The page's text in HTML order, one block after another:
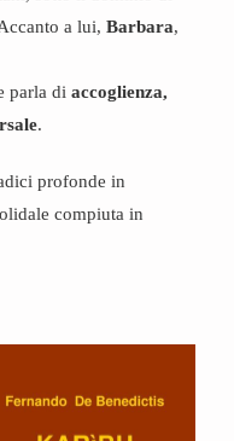
a lui,Barbara,
parla diaccoglienza,
.
profonde in
compiuta in